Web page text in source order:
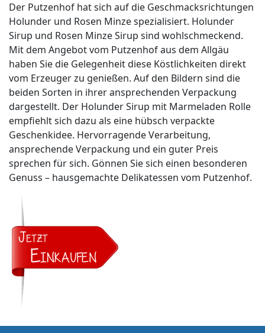
Der Putzenhof hat sich auf die Geschmacksrichtungen
Holunder und Rosen Minze spezialisiert. Holunder
Sirup und Rosen Minze Sirup sind wohlschmeckend.
Mit dem Angebot vom Putzenhof aus dem Allgäu
haben Sie die Gelegenheit diese Köstlichkeiten direkt
vom Erzeuger zu genießen. Auf den Bildern sind die
beiden Sorten in ihrer ansprechenden Verpackung
dargestellt. Der Holunder Sirup mit Marmeladen Rolle
empfiehlt sich dazu als eine hübsch verpackte
Geschenkidee. Hervorragende Verarbeitung,
ansprechende Verpackung und ein guter Preis
sprechen für sich. Gönnen Sie sich einen besonderen
Genuss – hausgemachte Delikatessen vom Putzenhof.